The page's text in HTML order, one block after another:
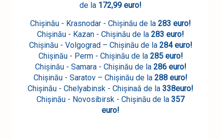
de la 172,99 euro!
Chișinău - Krasnodar - Chișinău de la 283 euro!
Chișinău - Kazan - Chișinău de la 283 euro!
Chișinău- Volgograd – Chișinăude la 284euro!
Chișinău- Perm - Chișinăude la 285euro!
Chișinău- Samara - Chișinăude la 286 euro!
Chișinău - Saratov – Chișinău de la 288 euro!
Chișinău - Chelyabinsk - Chișinaă de la 338euro!
Chișinău - Novosibirsk - Chișinău de la 357
euro!